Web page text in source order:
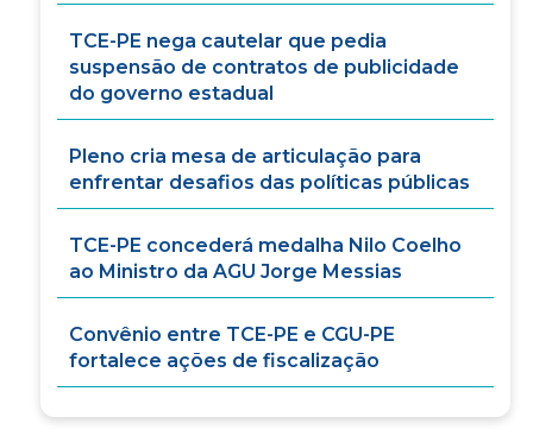
TCE-PE nega cautelar que pedia
suspensão de contratos de publicidade
do governo estadual
Pleno cria mesa de articulação para
enfrentar desafios das políticas públicas
TCE-PE concederá medalha Nilo Coelho
ao Ministro da AGU Jorge Messias
Convênio entre TCE-PE e CGU-PE
fortalece ações de fiscalização